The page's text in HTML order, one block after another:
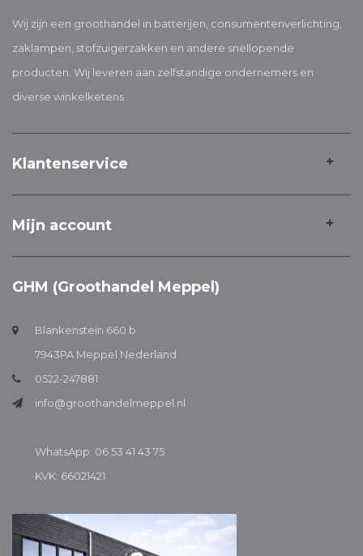
Wij zijn een groothandel in batterijen, consumentenverlichting,
zaklampen, stofzuigerzakken en andere snellopende
producten. Wij leveren aan zelfstandige ondernemers en
diverse winkelketens
Klantenservice
Mijn account
GHM (Groothandel Meppel)
Blankenstein 660 b
7943PA Meppel Nederland
0522-247881
info@groothandelmeppel.nl
WhatsApp: 06 53 41 43 75
KVK: 66021421